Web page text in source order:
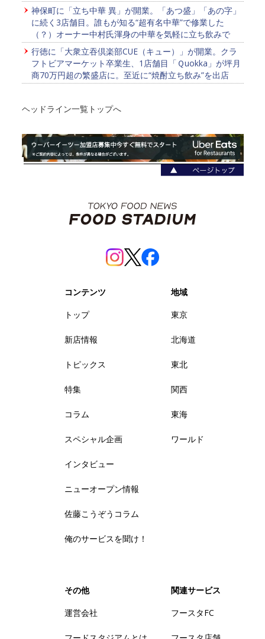
神保町に「立ち中華 異」が開業。「あつ盛」「あの字」
に続く3店舗目。誰もが知る“超有名中華”で修業した
（？）オーナー中村氏渾身の中華を気軽に立ち飲みで
行徳に「大衆立吞倶楽部CUE（キュー）」が開業。クラ
フトビアマーケット卒業生、1店舗目「Ｑuokka」が坪月
商70万円超の繁盛店に。至近に“焼酎立ち飲み”を出店
ヘッドライン一覧トップへ
コンテンツ
トップ
新店情報
トピックス
特集
コラム
スペシャル企画
インタビュー
ニューオープン情報
佐藤こうぞうコラム
俺のサービスを聞け！
地域
東京
北海道
東北
関西
東海
ワールド
その他
運営会社
関連サービス
フースタFC